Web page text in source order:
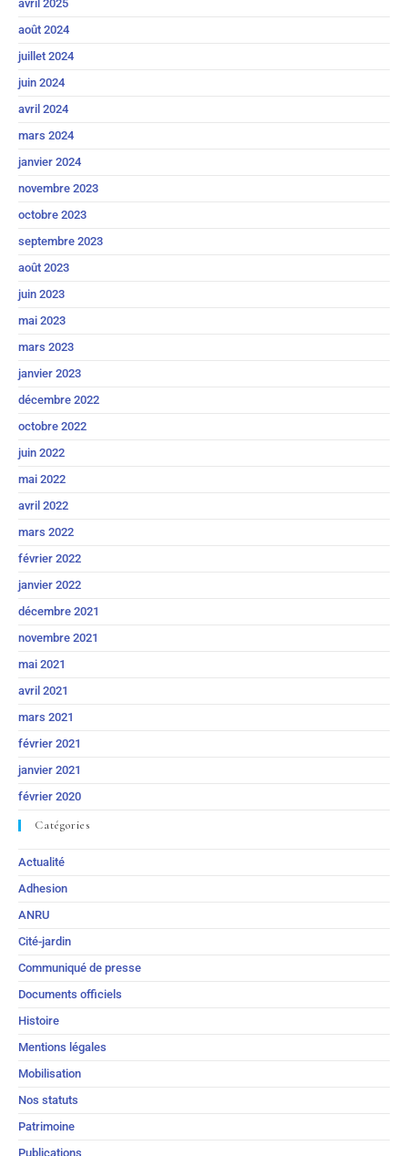
avril 2025
août 2024
juillet 2024
juin 2024
avril 2024
mars 2024
janvier 2024
novembre 2023
octobre 2023
septembre 2023
août 2023
juin 2023
mai 2023
mars 2023
janvier 2023
décembre 2022
octobre 2022
juin 2022
mai 2022
avril 2022
mars 2022
février 2022
janvier 2022
décembre 2021
novembre 2021
mai 2021
avril 2021
mars 2021
février 2021
janvier 2021
février 2020
Catégories
Actualité
Adhesion
ANRU
Cité-jardin
Communiqué de presse
Documents officiels
Histoire
Mentions légales
Mobilisation
Nos statuts
Patrimoine
Publications